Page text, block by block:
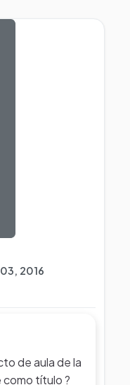
2016
de aula de la
como título ?